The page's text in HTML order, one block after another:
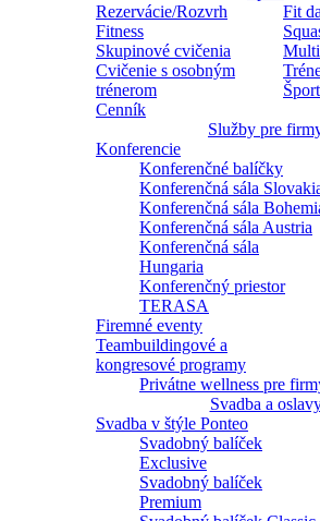
Rezervácie/Rozvrh
Fit
Fitness
Skupinové cvičenia
Cvičenie s osobným
trénerom
Cenník
Služby pre
Konferencie
Konferenčné balíčky
Konferenčná sála
Konferenčná sála
Konferenčná sála Austria
Konferenčná sála
Hungaria
Konferenčný priestor
TERASA
Firemné eventy
Teambuildingové a
kongresové programy
Privátne wellness pre
Svadba a
Svadba v štýle Ponteo
Svadobný balíček
Exclusive
Svadobný balíček
Premium